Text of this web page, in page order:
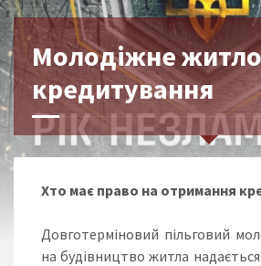
Молодіжне
кредитування
Хто має право на отримання
Довготерміновий пільговий
на будівництво житла